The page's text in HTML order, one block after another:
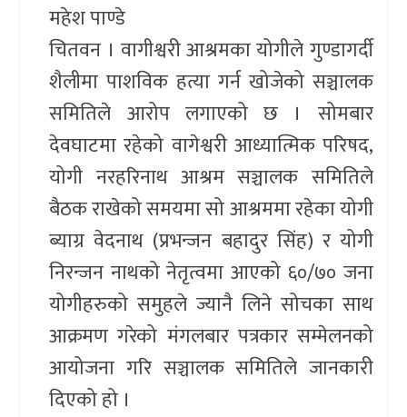
स्वास्थ्य/
रोचक
विचार/
अन्तर्वार्ता
महेश पाण्डे
चितवन । वागीश्वरी आश्रमका योगीले गुण्डागर्दी
शैलीमा पाशविक हत्या गर्न खोजेको सञ्चालक
समितिले आरोप लगाएको छ । सोमबार
देवघाटमा रहेको वागेश्वरी आध्यात्मिक परिषद,
योगी नरहरिनाथ आश्रम सञ्चालक समितिले
बैठक राखेको समयमा सो आश्रममा रहेका योगी
ब्याग्र वेदनाथ (प्रभन्जन बहादुर सिंह) र योगी
निरन्जन नाथको नेतृत्वमा आएको ६०/७० जना
योगीहरुको समुहले ज्यानै लिने सोचका साथ
आक्रमण गरेको मंगलबार पत्रकार सम्मेलनको
आयोजना गरि सञ्चालक समितिले जानकारी
दिएको हो ।